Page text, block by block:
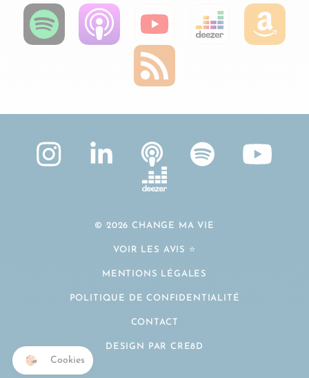
© 2026 CHANGE MA VIE
VOIR LES AVIS ⭐️
MENTIONS LÉGALES
POLITIQUE DE CONFIDENTIALITÉ
CONTACT
DESIGN PAR CRE8D